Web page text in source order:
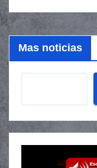
Mas noticias